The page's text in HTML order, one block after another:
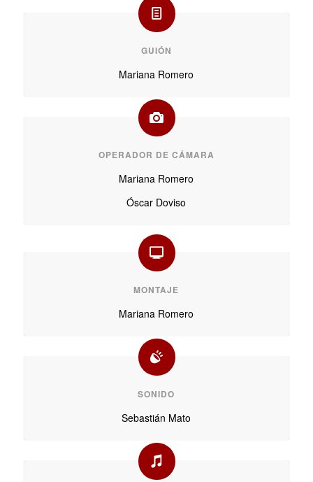
GUIÓN
Mariana Romero
OPERADOR DE CÁMARA
Mariana Romero
Óscar Doviso
MONTAJE
Mariana Romero
SONIDO
Sebastián Mato